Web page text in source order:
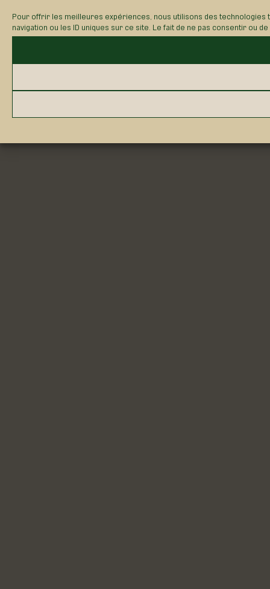
Pour offrir les meilleures expériences, nous utilisons des
navigation ou les ID uniques sur ce site. Le fait de ne pas consentir